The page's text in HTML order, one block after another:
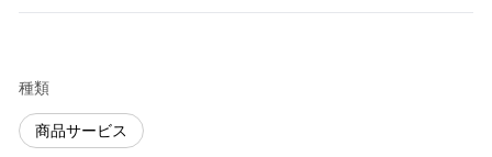
種類
商品サービス